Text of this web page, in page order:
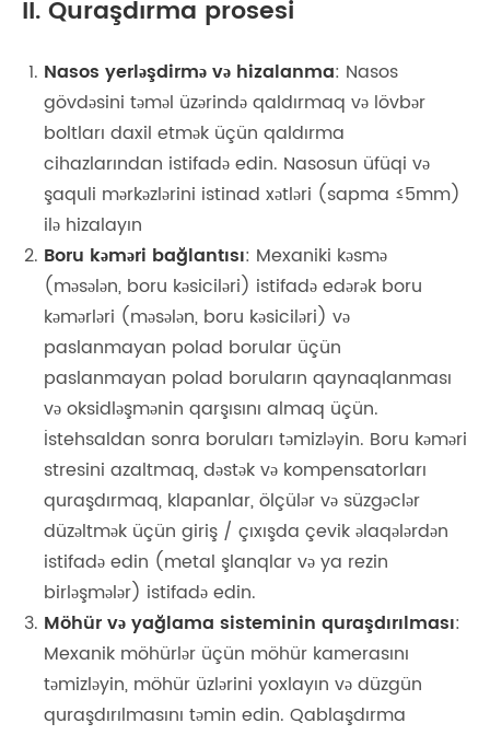
II. Quraşdırma prosesi
Nasos yerləşdirmə və hizalanma: Nasos
gövdəsini təməl üzərində qaldırmaq və lövbər
boltları daxil etmək üçün qaldırma
cihazlarından istifadə edin. Nasosun üfüqi və
şaquli mərkəzlərini istinad xətləri (sapma ≤5mm)
ilə hizalayın
Boru kəməri bağlantısı: Mexaniki kəsmə
(məsələn, boru kəsiciləri) istifadə edərək boru
kəmərləri (məsələn, boru kəsiciləri) və
paslanmayan polad borular üçün
paslanmayan polad boruların qaynaqlanması
və oksidləşmənin qarşısını almaq üçün.
İstehsaldan sonra boruları təmizləyin. Boru kəməri
stresini azaltmaq, dəstək və kompensatorları
quraşdırmaq, klapanlar, ölçülər və süzgəclər
düzəltmək üçün giriş / çıxışda çevik əlaqələrdən
istifadə edin (metal şlanqlar və ya rezin
birləşmələr) istifadə edin.
Möhür və yağlama sisteminin quraşdırılması:
Mexanik möhürlər üçün möhür kamerasını
təmizləyin, möhür üzlərini yoxlayın və düzgün
quraşdırılmasını təmin edin. Qablaşdırma